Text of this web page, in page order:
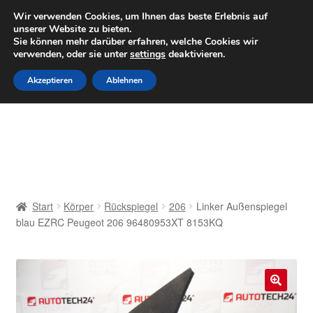
LIEFERUNG ab 6 EUR
Mo–Fr 9–16 Uhr · 0175 7465658
Zur
Navigation
springen
Zum
Inhalt
springen
Beschwerdeordnung
Datenschutz-Bestimmungen
Impressum
Start Körper Rückspiegel 206
Linker Außenspiegel
blau EZRC Peugeot 206 96480953XT 8153KQ
🔍
Wir verwenden Cookies, um Ihnen das beste Erlebnis auf
unserer Website zu bieten.
Sie können mehr darüber erfahren, welche Cookies wir
verwenden, oder sie untersettings deaktivieren.
Akzeptieren Ablehnen